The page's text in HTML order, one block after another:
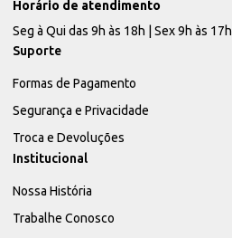
Horário de atendimento
Seg à Qui das 9h às 18h | Sex 9h às 17h
Suporte
Formas de Pagamento
Segurança e Privacidade
Troca e Devoluções
Institucional
Nossa História
Trabalhe Conosco